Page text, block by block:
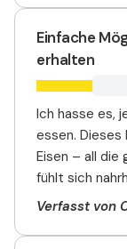
Einfache
erhalten
Ich hasse es,
essen. Dieses
Eisen – all die
fühlt sich
Verfasst von